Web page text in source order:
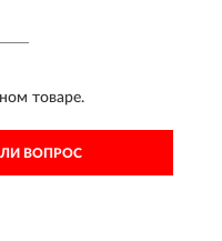
товаре.
ВОПРОС